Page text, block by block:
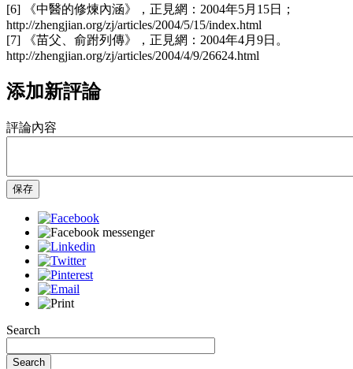
[6] 《中醫的修煉內涵》，正見網：2004年5月15日；
http://zhengjian.org/zj/articles/2004/5/15/index.html
[7] 《苗父、俞跗列傳》，正見網：2004年4月9日。
http://zhengjian.org/zj/articles/2004/4/9/26624.html
添加新評論
評論內容
保存
Search
Search